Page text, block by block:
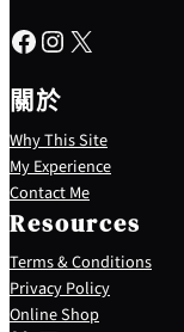
Facebook Instagram X
關於
Why This Site
My Experience
Contact Me
Resources
Terms & Conditions
Privacy Policy
Online Shop
S